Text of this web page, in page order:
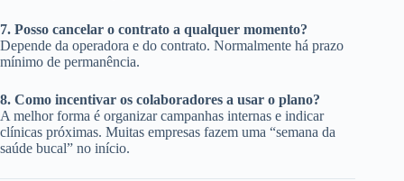
7. Posso cancelar o contrato a qualquer momento?
Depende da operadora e do contrato. Normalmente há prazo
mínimo de permanência.
8. Como incentivar os colaboradores a usar o plano?
A melhor forma é organizar campanhas internas e indicar
clínicas próximas. Muitas empresas fazem uma “semana da
saúde bucal” no início.